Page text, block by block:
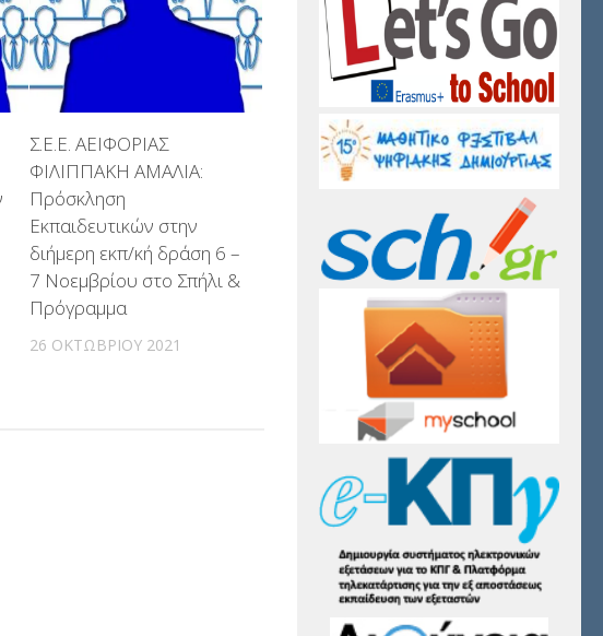
Σ.Ε.Ε. ΑΕΙΦΟΡΙΑΣ
ΦΙΛΙΠΠΑΚΗ ΑΜΑΛΙΑ:
Πρόσκληση
Εκπαιδευτικών στην
διήμερη εκπ/κή δράση 6 –
7 Νοεμβρίου στο Σπήλι &
Πρόγραμμα
26 ΟΚΤΩΒΡΊΟΥ 2021